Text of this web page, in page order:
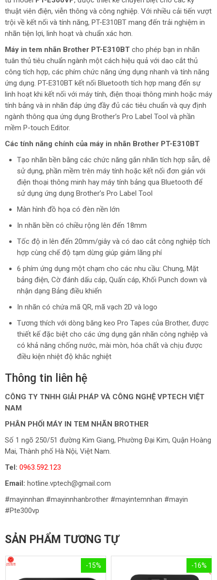
thuật viên điện, viễn thông và công nghiệp. Với nhiều cải tiến vượt
trội về kết nối và tính năng, PT-E310BT mang đến trải nghiệm in
nhãn tiện lợi, linh hoạt và chuẩn xác hơn.
Máy in tem nhãn Brother PT-E310BT cho phép bạn in nhãn
tuân thủ tiêu chuẩn ngành một cách hiệu quả với dao cắt thủ
công tích hợp, các phím chức năng ứng dụng nhanh và tính năng
ứng dụng. PT-E310BT kết nối Bluetooth tích hợp mang đến sự
linh hoạt khi kết nối với máy tính, điện thoại thông minh hoặc máy
tính bảng và in nhãn đáp ứng đầy đủ các tiêu chuẩn và quy định
ngành thông qua ứng dụng Brother’s Pro Label Tool và phần
mềm P-touch Editor.
Các tính năng chính của máy in nhãn Brother PT-E310BT
Tạo nhãn bền bằng các chức năng gắn nhãn tích hợp sẵn, dễ
sử dụng, phần mềm trên máy tính hoặc kết nối đơn giản với
điện thoại thông minh hay máy tính bảng qua Bluetooth để
sử dụng ứng dụng Brother’s Pro Label Tool
Màn hình đồ họa có đèn nền lớn
In nhãn bền có chiều rộng lên đến 18mm
Tốc độ in lên đến 20mm/giây và có dao cắt công nghiệp tích
hợp cùng chế độ tạm dừng giúp giảm lãng phí
6 phím ứng dụng một chạm cho các nhu cầu: Chung, Mặt
bảng điện, Cờ đánh dấu cáp, Quấn cáp, Khối Punch down và
nhận dạng Bảng điều khiển
In nhãn có chứa mã QR, mã vạch 2D và logo
Tương thích với dòng băng keo Pro Tapes của Brother, được
thiết kế đặc biệt cho các ứng dụng gắn nhãn công nghiệp và
có khả năng chống nước, mài mòn, hóa chất và chịu được
điều kiện nhiệt độ khắc nghiệt
Thông tin liên hệ
CÔNG TY TNHH GIẢI PHÁP VÀ CÔNG NGHỆ VPTECH VIỆT
NAM
PHÂN PHỐI MÁY IN TEM NHÃN BROTHER
Số 1 ngõ 250/51 đường Kim Giang, Phường Đại Kim, Quận Hoàng
Mai, Thành phố Hà Nội, Việt Nam.
Tel: 0963.592.123
Email: hotline.vptech@gmail.com
#mayinnhan #mayinnhanbrother #mayintemnhan #mayin
#Pte300vp
SẢN PHẨM TƯƠNG TỰ
-15% -16%